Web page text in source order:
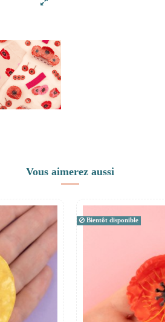
Vous aimerez aussi
Bientôt disponible